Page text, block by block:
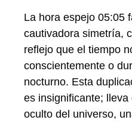
La hora espejo 05:05
cautivadora simetría,
reflejo que el tiempo
conscientemente o
nocturno. Esta
es insignificante;
oculto del universo,